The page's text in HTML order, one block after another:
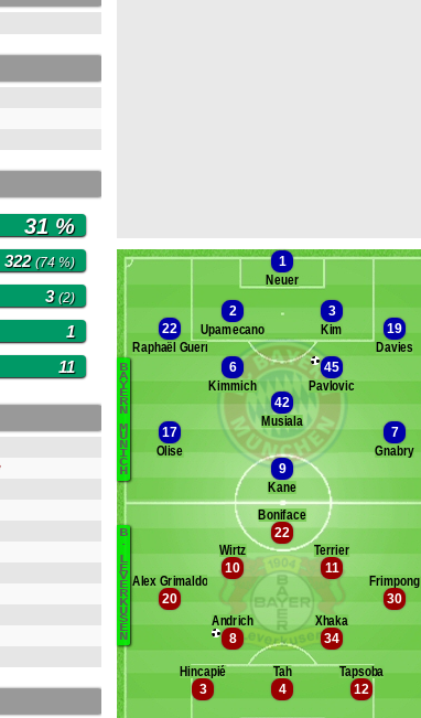
31 %
322(74 %)
3(2)
1
11 Banc des remplaçantsBayern Munich
Tel
Ulreich
Dier
Muller
B
A
Y
E
R
N
M
U
N
I
C
H
Banc des remplaçants B. Leverkusen
Kovár
Mukiele
Schick
Palacios
Belocian
B
.
L
E
V
E
R
K
U
S
E
N
1
Neuer
2
Upamecano
3
Kim
22
Raphaël Guerreiro
19
Davies
6
Kimmich
45
Pavlovic
42
Musiala
17
Olise
7
Gnabry
9
Kane
12
Tapsoba
4
Tah
3
Hincapié
34
Xhaka
8
Andrich
30
Frimpong
20
Álex Grimaldo
11
Terrier
10
Wirtz
22
Boniface